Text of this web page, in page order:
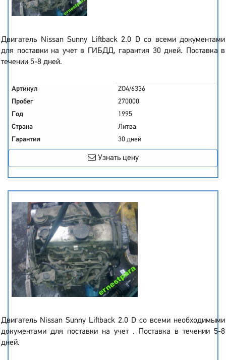
Двигатель Nissan Sunny Liftback 2.0 D со всеми документами
для поставки на учет в ГИБДД, гарантия 30 дней. Поставка в
течении 5-8 дней.
Артикул
ZO4/6336
Пробег
270000
Год
1995
Страна
Литва
Гарантия
30 дней
Узнать цену
Двигатель Nissan Sunny Liftback 2.0 D со всеми необходимыми
документами для поставки на учет . Поставка в течении 5-8
дней.